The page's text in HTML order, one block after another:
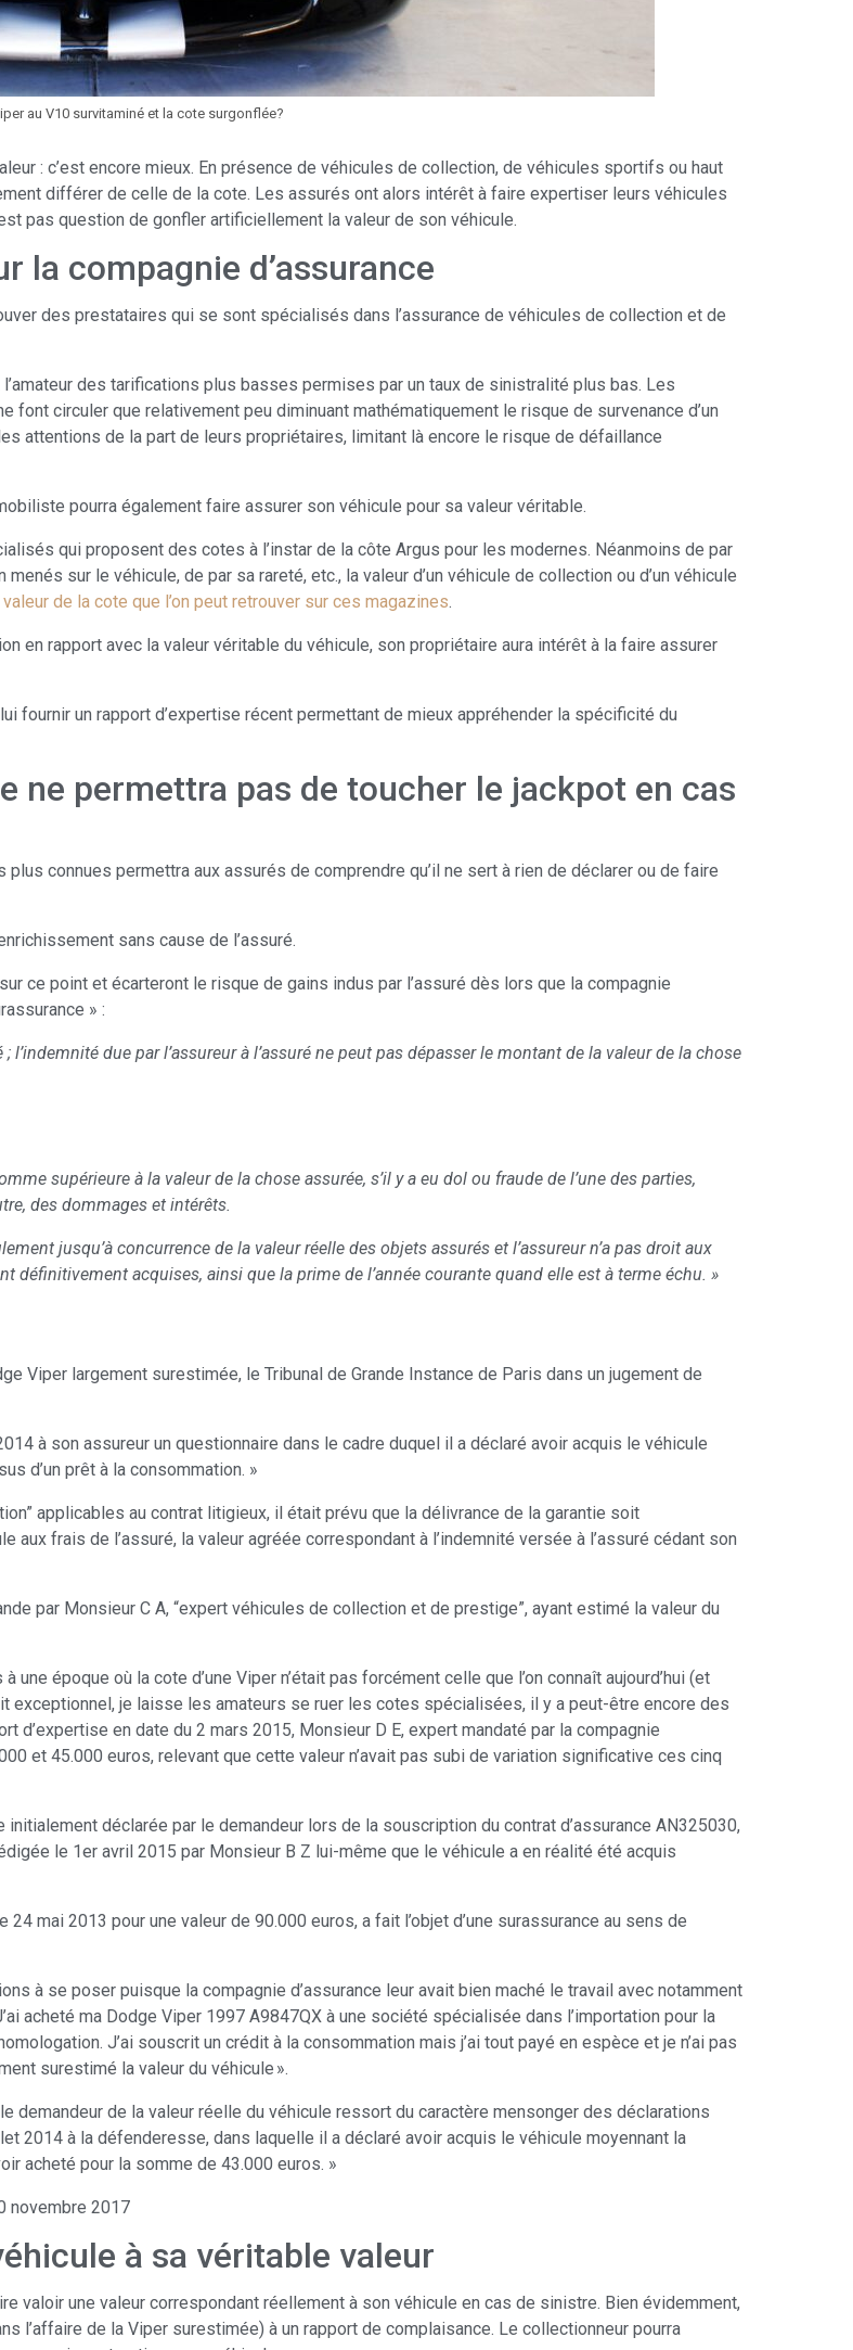
au V10 survitaminé et la cote surgonflée?
: c’est encore mieux. En présence de véhicules de collection, de véhicules sportifs ou haut
différer de celle de la cote. Les assurés ont alors intérêt à faire expertiser leurs véhicules
pas question de gonfler artificiellement la valeur de son véhicule.
la compagnie d’assurance
des prestataires qui se sont spécialisés dans l’assurance de véhicules de collection et de
des tarifications plus basses permises par un taux de sinistralité plus bas. Les
circuler que relativement peu diminuant mathématiquement le risque de survenance d’un
attentions de la part de leurs propriétaires, limitant là encore le risque de défaillance
pourra également faire assurer son véhicule pour sa valeur véritable.
qui proposent des cotes à l’instar de la côte Argus pour les modernes. Néanmoins de par
sur le véhicule, de par sa rareté, etc., la valeur d’un véhicule de collection ou d’un véhicule
valeur de la cote que l’on peut retrouver sur ces magazines.
en rapport avec la valeur véritable du véhicule, son propriétaire aura intérêt à la faire assurer
fournir un rapport d’expertise récent permettant de mieux appréhender la spécificité du
ne permettra pas de toucher le jackpot en cas
connues permettra aux assurés de comprendre qu’il ne sert à rien de déclarer ou de faire
sans cause de l’assuré.
ce point et écarteront le risque de gains indus par l’assuré dès lors que la compagnie
» :
l’indemnité due par l’assureur à l’assuré ne peut pas dépasser le montant de la valeur de la chose
supérieure à la valeur de la chose assurée, s’il y a eu dol ou fraude de l’une des parties,
des dommages et intérêts.
jusqu’à concurrence de la valeur réelle des objets assurés et l’assureur n’a pas droit aux
définitivement acquises, ainsi que la prime de l’année courante quand elle est à terme échu. »
Viper largement surestimée, le Tribunal de Grande Instance de Paris dans un jugement de
à son assureur un questionnaire dans le cadre duquel il a déclaré avoir acquis le véhicule
d’un prêt à la consommation. »
applicables au contrat litigieux, il était prévu que la délivrance de la garantie soit
frais de l’assuré, la valeur agréée correspondant à l’indemnité versée à l’assuré cédant son
par Monsieur C A, “expert véhicules de collection et de prestige”, ayant estimé la valeur du
époque où la cote d’une Viper n’était pas forcément celle que l’on connaît aujourd’hui (et
exceptionnel, je laisse les amateurs se ruer les cotes spécialisées, il y a peut-être encore des
d’expertise en date du 2 mars 2015, Monsieur D E, expert mandaté par la compagnie
et 45.000 euros, relevant que cette valeur n’avait pas subi de variation significative ces cinq
déclarée par le demandeur lors de la souscription du contrat d’assurance AN325030,
le 1er avril 2015 par Monsieur B Z lui-même que le véhicule a en réalité été acquis
mai 2013 pour une valeur de 90.000 euros, a fait l’objet d’une surassurance au sens de
à se poser puisque la compagnie d’assurance leur avait bien maché le travail avec notamment
acheté ma Dodge Viper 1997 A9847QX à une société spécialisée dans l’importation pour la
J’ai souscrit un crédit à la consommation mais j’ai tout payé en espèce et je n’ai pas
surestimé la valeur du véhicule ».
demandeur de la valeur réelle du véhicule ressort du caractère mensonger des déclarations
2014 à la défenderesse, dans laquelle il a déclaré avoir acquis le véhicule moyennant la
acheté pour la somme de 43.000 euros. »
novembre 2017
à sa véritable valeur
valoir une valeur correspondant réellement à son véhicule en cas de sinistre. Bien évidemment,
l’affaire de la Viper surestimée) à un rapport de complaisance. Le collectionneur pourra